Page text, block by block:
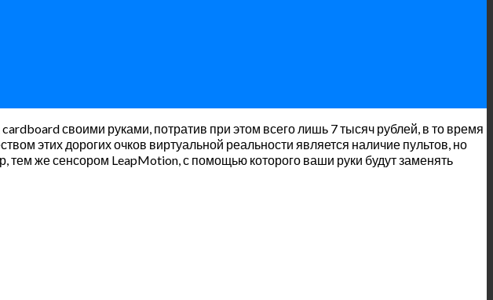
своими руками, потратив при этом всего лишь 7 тысяч рублей, в то время
этих дорогих очков виртуальной реальности является наличие пультов, но
тем же сенсором LeapMotion, с помощью которого ваши руки будут заменять